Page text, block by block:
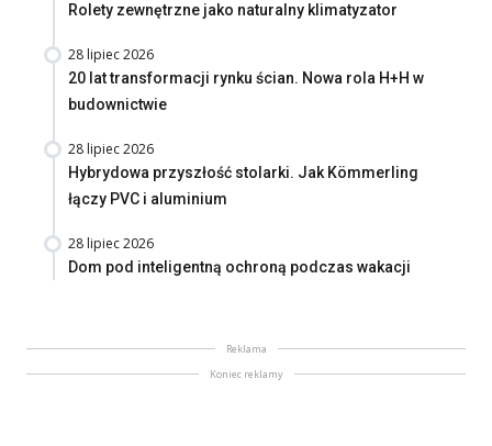
Rolety zewnętrzne jako naturalny klimatyzator
28 lipiec 2026
20 lat transformacji rynku ścian. Nowa rola H+H w
budownictwie
28 lipiec 2026
Hybrydowa przyszłość stolarki. Jak Kömmerling
łączy PVC i aluminium
28 lipiec 2026
Dom pod inteligentną ochroną podczas wakacji
Reklama
Koniec reklamy